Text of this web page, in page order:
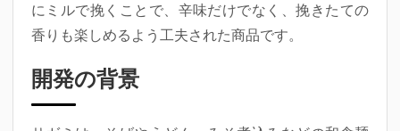
にミルで挽くことで、辛味だけでなく、挽きたての
香りも楽しめるよう工夫された商品です。
開発の背景